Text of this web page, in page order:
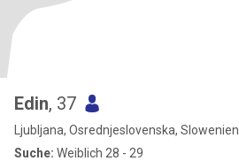
Edin, 37
Ljubljana, Osrednjeslovenska, Slowenien
Suche: Weiblich 28 - 29